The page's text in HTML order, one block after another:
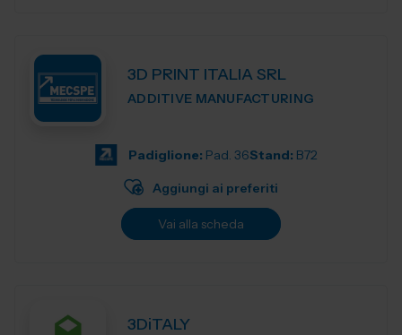
3D PRINT ITALIA SRL
ADDITIVE MANUFACTURING
Padiglione: Pad. 36Stand: B72
Aggiungi ai preferiti
Vai alla scheda
3DiTALY